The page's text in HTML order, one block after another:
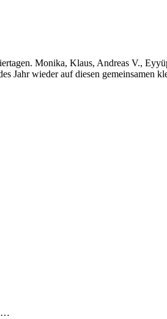
Monika, Klaus, Andreas V.,
Jahr wieder auf diesen